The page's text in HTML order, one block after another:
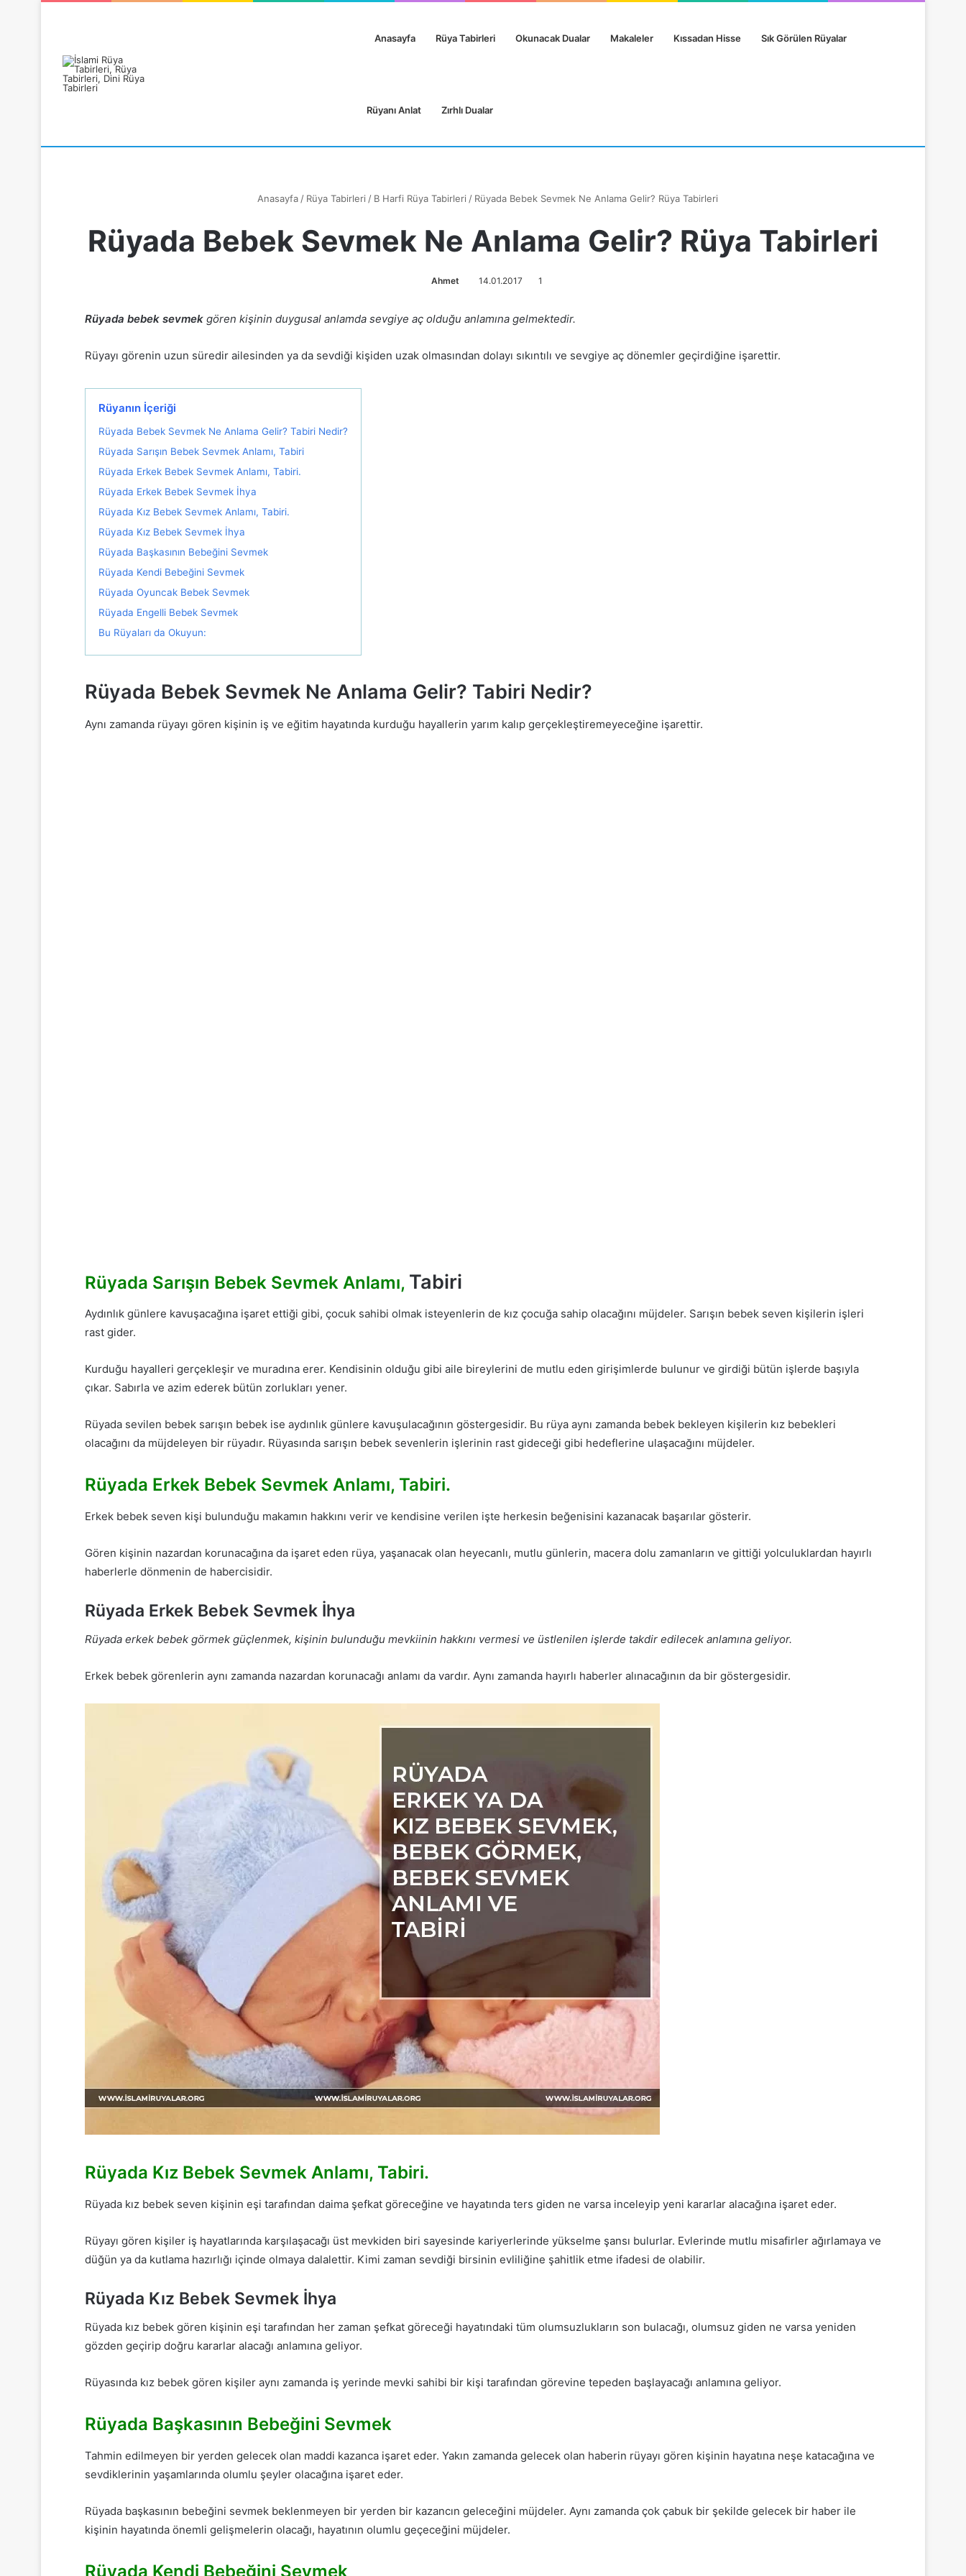
Anasayfa Rüya Tabirleri Okunacak Dualar Makaleler Kıssadan Hisse Sık Görülen Rüyalar
Rüyanı Anlat Zırhlı Dualar
Anasayfa / Rüya Tabirleri / B Harfi Rüya Tabirleri / Rüyada Bebek Sevmek Ne Anlama Gelir? Rüya Tabirleri
Rüyada Bebek Sevmek Ne Anlama Gelir? Rüya Tabirleri
Ahmet 14.01.2017 1
Rüyada bebek sevmek gören kişinin duygusal anlamda sevgiye aç olduğu anlamına gelmektedir.
Rüyayı görenin uzun süredir ailesinden ya da sevdiği kişiden uzak olmasından dolayı sıkıntılı ve sevgiye aç dönemler geçirdiğine işarettir.
Rüyanın İçeriği
Rüyada Bebek Sevmek Ne Anlama Gelir? Tabiri Nedir?
Rüyada Sarışın Bebek Sevmek Anlamı, Tabiri
Rüyada Erkek Bebek Sevmek Anlamı, Tabiri.
Rüyada Erkek Bebek Sevmek İhya
Rüyada Kız Bebek Sevmek Anlamı, Tabiri.
Rüyada Kız Bebek Sevmek İhya
Rüyada Başkasının Bebeğini Sevmek
Rüyada Kendi Bebeğini Sevmek
Rüyada Oyuncak Bebek Sevmek
Rüyada Engelli Bebek Sevmek
Bu Rüyaları da Okuyun:
Rüyada Bebek Sevmek Ne Anlama Gelir? Tabiri Nedir?
Aynı zamanda rüyayı gören kişinin iş ve eğitim hayatında kurduğu hayallerin yarım kalıp gerçekleştiremeyeceğine işarettir.
Rüyada Sarışın Bebek Sevmek Anlamı, Tabiri
Aydınlık günlere kavuşacağına işaret ettiği gibi, çocuk sahibi olmak isteyenlerin de kız çocuğa sahip olacağını müjdeler. Sarışın bebek seven kişilerin işleri
rast gider.
Kurduğu hayalleri gerçekleşir ve muradına erer. Kendisinin olduğu gibi aile bireylerini de mutlu eden girişimlerde bulunur ve girdiği bütün işlerde başıyla
çıkar. Sabırla ve azim ederek bütün zorlukları yener.
Rüyada sevilen bebek sarışın bebek ise aydınlık günlere kavuşulacağının göstergesidir. Bu rüya aynı zamanda bebek bekleyen kişilerin kız bebekleri
olacağını da müjdeleyen bir rüyadır. Rüyasında sarışın bebek sevenlerin işlerinin rast gideceği gibi hedeflerine ulaşacağını müjdeler.
Rüyada Erkek Bebek Sevmek Anlamı, Tabiri.
Erkek bebek seven kişi bulunduğu makamın hakkını verir ve kendisine verilen işte herkesin beğenisini kazanacak başarılar gösterir.
Gören kişinin nazardan korunacağına da işaret eden rüya, yaşanacak olan heyecanlı, mutlu günlerin, macera dolu zamanların ve gittiği yolculuklardan hayırlı
haberlerle dönmenin de habercisidir.
Rüyada Erkek Bebek Sevmek İhya
Rüyada erkek bebek görmek güçlenmek, kişinin bulunduğu mevkiinin hakkını vermesi ve üstlenilen işlerde takdir edilecek anlamına geliyor.
Erkek bebek görenlerin aynı zamanda nazardan korunacağı anlamı da vardır. Aynı zamanda hayırlı haberler alınacağının da bir göstergesidir.
Rüyada Kız Bebek Sevmek Anlamı, Tabiri.
Rüyada kız bebek seven kişinin eşi tarafından daima şefkat göreceğine ve hayatında ters giden ne varsa inceleyip yeni kararlar alacağına işaret eder.
Rüyayı gören kişiler iş hayatlarında karşılaşacağı üst mevkiden biri sayesinde kariyerlerinde yükselme şansı bulurlar. Evlerinde mutlu misafirler ağırlamaya ve
düğün ya da kutlama hazırlığı içinde olmaya dalalettir. Kimi zaman sevdiği birsinin evliliğine şahitlik etme ifadesi de olabilir.
Rüyada Kız Bebek Sevmek İhya
Rüyada kız bebek gören kişinin eşi tarafından her zaman şefkat göreceği hayatındaki tüm olumsuzlukların son bulacağı, olumsuz giden ne varsa yeniden
gözden geçirip doğru kararlar alacağı anlamına geliyor.
Rüyasında kız bebek gören kişiler aynı zamanda iş yerinde mevki sahibi bir kişi tarafından görevine tepeden başlayacağı anlamına geliyor.
Rüyada Başkasının Bebeğini Sevmek
Tahmin edilmeyen bir yerden gelecek olan maddi kazanca işaret eder. Yakın zamanda gelecek olan haberin rüyayı gören kişinin hayatına neşe katacağına ve
sevdiklerinin yaşamlarında olumlu şeyler olacağına işaret eder.
Rüyada başkasının bebeğini sevmek beklenmeyen bir yerden bir kazancın geleceğini müjdeler. Aynı zamanda çok çabuk bir şekilde gelecek bir haber ile
kişinin hayatında önemli gelişmelerin olacağı, hayatının olumlu geçeceğini müjdeler.
Rüyada Kendi Bebeğini Sevmek